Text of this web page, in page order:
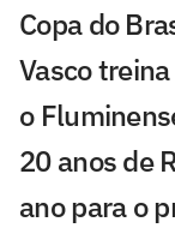
Copa do
Vasco
o
20 anos de
ano para o